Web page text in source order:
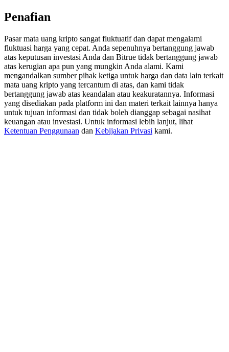
Exclusive for BitMart Users
Register & Trade to Win 500,000 USDT
Precious Metals Trading Carnival
Trade Gold & Silver · 33,333 USDT Bonus
Penafian
Pasar mata uang kripto sangat fluktuatif dan dapat mengalami
fluktuasi harga yang cepat. Anda sepenuhnya bertanggung jawab
atas keputusan investasi Anda dan Bitrue tidak bertanggung jawab
atas kerugian apa pun yang mungkin Anda alami. Kami
mengandalkan sumber pihak ketiga untuk harga dan data lain terkait
mata uang kripto yang tercantum di atas, dan kami tidak
bertanggung jawab atas keandalan atau keakuratannya. Informasi
yang disediakan pada platform ini dan materi terkait lainnya hanya
untuk tujuan informasi dan tidak boleh dianggap sebagai nasihat
keuangan atau investasi. Untuk informasi lebih lanjut, lihat
Ketentuan Penggunaan dan Kebijakan Privasi kami.